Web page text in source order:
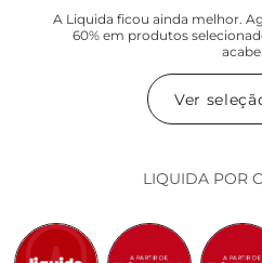
A Liquida ficou ainda melhor.
60% em produtos
acabe.
Ver
LIQUIDA POR